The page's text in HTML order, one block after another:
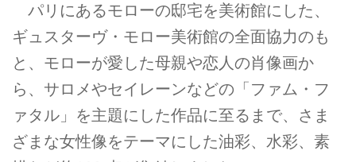
パリにあるモローの邸宅を美術館にした、
ギュスターヴ・モロー美術館の全面協力のも
と、モローが愛した母親や恋人の肖像画か
ら、サロメやセイレーンなどの「ファム・フ
ァタル」を主題にした作品に至るまで、さま
ざまな女性像をテーマにした油彩、水彩、素